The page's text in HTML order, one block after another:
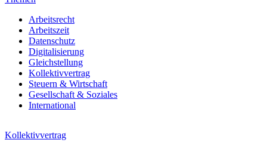
Arbeitsrecht
Arbeitszeit
Datenschutz
Digitalisierung
Gleichstellung
Kollektivvertrag
Steuern & Wirtschaft
Gesellschaft & Soziales
International
Kollektivvertrag